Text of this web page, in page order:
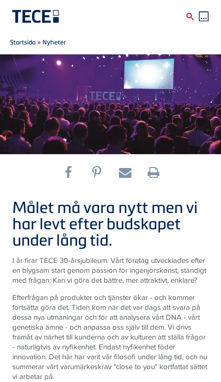
Skip to main content
Breadcrumb
Startsida » Nyheter
Målet må vara nytt men vi
har levt efter budskapet
under lång tid.
I år firar TECE 30-årsjubileum. Vårt företag utvecklades efter
en blygsam start genom passion för ingenjörskonst, ständigt
med frågan: Kan vi göra det bättre, mer attraktivt, enklare?
Efterfrågan på produkter och tjänster ökar - och kommer
fortsätta göra det. Tiden kom när det var dags att svara på
dessa nya utmaningar och för att analysera vårt DNA - vårt
genetiska ämne - och anpassa oss själv till dem. Vi drivs
framåt av närhet till kunderna och av kulturen att ställa frågor
- naturligtvis av nyfikenhet. Endast nyfikenhet föder
innovation. Det här har varit vår filosofi under lång tid, och nu
summerar vårt varumärkeskrav "close to you" kortfattat sättet
vi arbetar på.